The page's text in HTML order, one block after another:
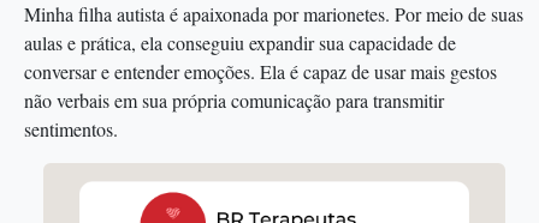
Minha filha autista é apaixonada por marionetes. Por meio de suas
aulas e prática, ela conseguiu expandir sua capacidade de
conversar e entender emoções. Ela é capaz de usar mais gestos
não verbais em sua própria comunicação para transmitir
sentimentos.